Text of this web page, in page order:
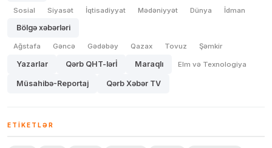
Sosial Siyasət İqtisadiyyat Mədəniyyət Dünya İdman
Bölgə xəbərləri
Ağstafa Gəncə Gədəbəy Qazax Tovuz Şəmkir
Yazarlar Qərb QHT-lərİ Maraqlı Elm və Texnologiya
Müsahibə-Reportaj Qərb Xəbər TV
ETIKETLƏR